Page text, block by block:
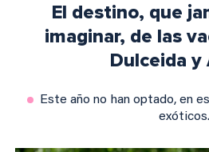
El destino, que
imaginar, de las
Dulceida y
Este año no han optado, en
exóticos.